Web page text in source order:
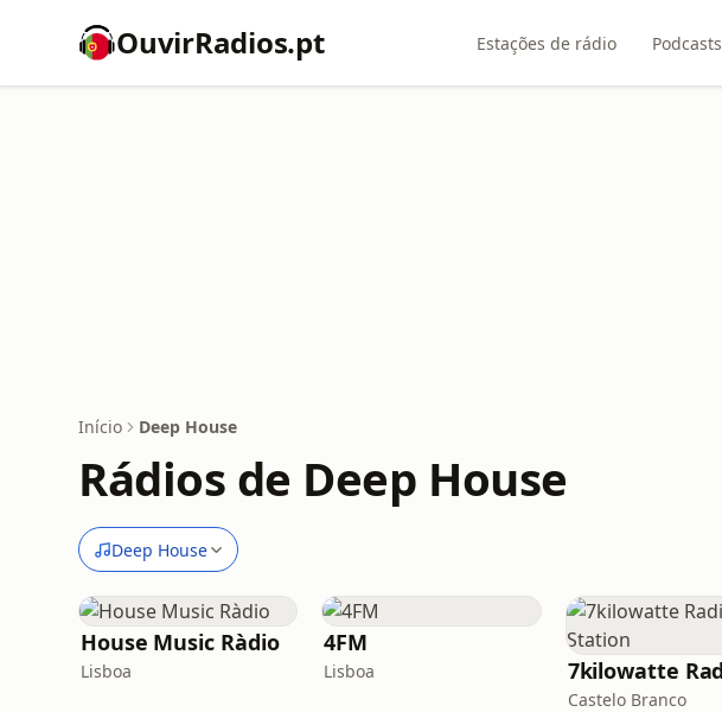
OuvirRadios.pt Estações de rádio Podcasts
Início Deep House
Rádios de Deep House
Deep House
House Music Ràdio
Lisboa
4FM
Lisboa
Castelo Branco